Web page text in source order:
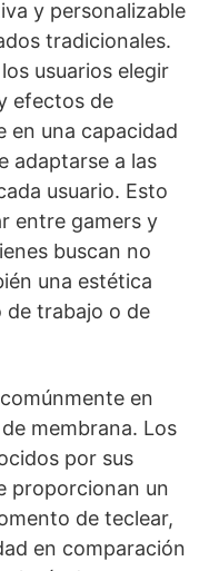
y personalizable
tradicionales.
usuarios elegir
efectos de
en una capacidad
adaptarse a las
usuario. Esto
entre gamers y
buscan no
una estética
de trabajo o de
en
membrana. Los
por sus
proporcionan un
de teclear,
en comparación